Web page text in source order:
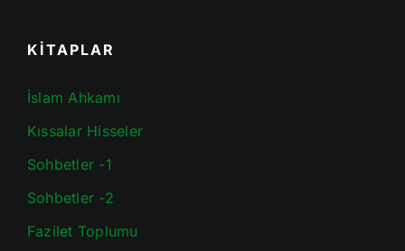
KİTAPLAR
İslam Ahkamı
Kıssalar Hisseler
Sohbetler -1
Sohbetler -2
Fazilet Toplumu